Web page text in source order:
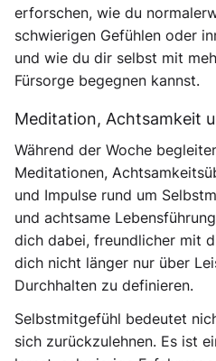
erforschen, wie du
schwierigen Gefühlen oder
und wie du dir selbst mit
Fürsorge begegnen kannst.
Meditation, Achtsamkeit
Während der Woche
Meditationen,
und Impulse rund um
und achtsame
dich dabei, freundlicher mit
dich nicht länger nur über
Durchhalten zu definieren.
Selbstmitgefühl bedeutet
sich zurückzulehnen. Es ist